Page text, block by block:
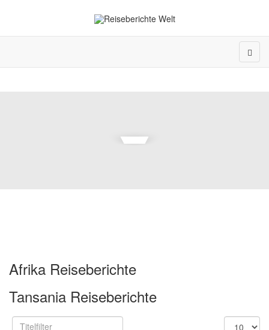
Afrika Reiseberichte
Tansania Reiseberichte
Titelfilter
Anzeige